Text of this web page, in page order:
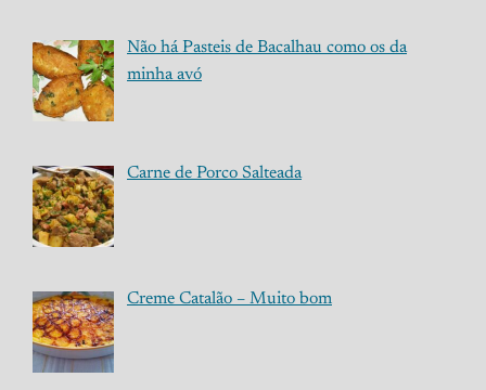
Não há Pasteis de Bacalhau como os da
minha avó
Carne de Porco Salteada
Creme Catalão – Muito bom